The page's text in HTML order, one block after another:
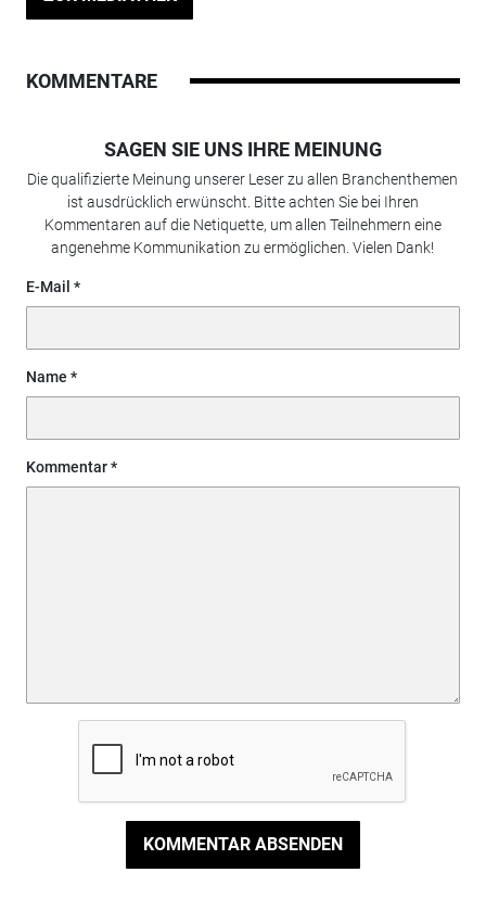
KOMMENTARE
SAGEN SIE UNS IHRE MEINUNG
Die qualifizierte Meinung unserer Leser zu allen Branchenthemen
ist ausdrücklich erwünscht. Bitte achten Sie bei Ihren
Kommentaren auf die Netiquette, um allen Teilnehmern eine
angenehme Kommunikation zu ermöglichen. Vielen Dank!
E-Mail
Name
Kommentar
KOMMENTAR ABSENDEN